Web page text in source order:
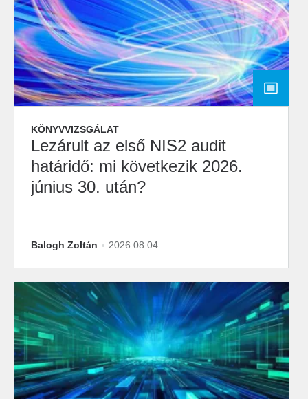
KÖNYVVIZSGÁLAT
Lezárult az első NIS2 audit
határidő: mi következik 2026.
június 30. után?
Balogh Zoltán 2026.08.04